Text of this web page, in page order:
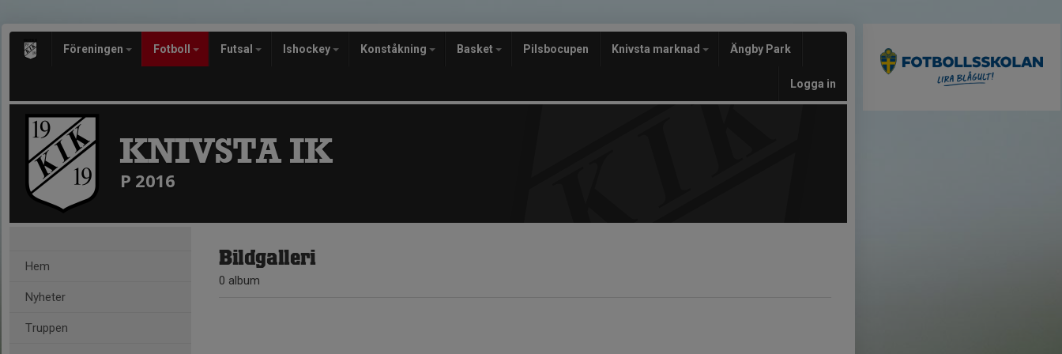
Föreningen Fotboll Futsal Ishockey Konståkning Basket Pilsbocupen Knivsta marknad Ängby Park
Logga in
KNIVSTA IK
P 2016
Hem
Nyheter
Truppen
Bildgalleri
0 album